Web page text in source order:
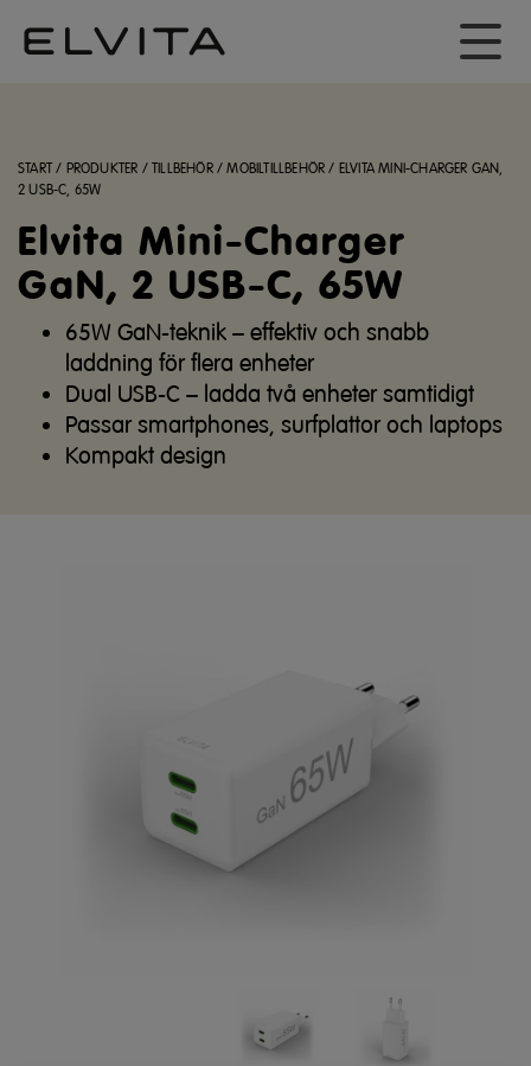
START / PRODUKTER /TILLBEHÖR/MOBILTILLBEHÖR / ELVITA MINI-CHARGER GAN,
2 USB-C, 65W
Elvita Mini-Charger
GaN, 2 USB-C, 65W
65W GaN-teknik – effektiv och snabb
laddning för flera enheter
Dual USB-C – ladda två enheter samtidigt
Passar smartphones, surfplattor och laptops
Kompakt design